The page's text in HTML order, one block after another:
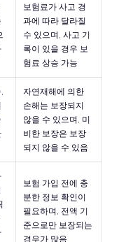
보험료가 사고 경
과에 따라 달라질
수 있으며, 사고 기
록이 있을 경우 보
험료 상승 가능
자연재해에 의한
손해는 보장되지
않을 수 있으며, 미
비한 보장은 보장
되지 않을 수 있음
보험 가입 전에 충
분한 정보 확인이
필요하며, 전액 기
준으로만 보장되는
경우가 많음